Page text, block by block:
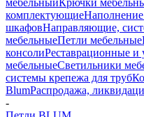
мебельный Крючки
комплектующие
шкафовНаправляющие,
мебельныеПетли мебельные
консолиРеставрационные и
мебельныеСветильники
системы крепежа для труб
BlumРаспродажа,
-